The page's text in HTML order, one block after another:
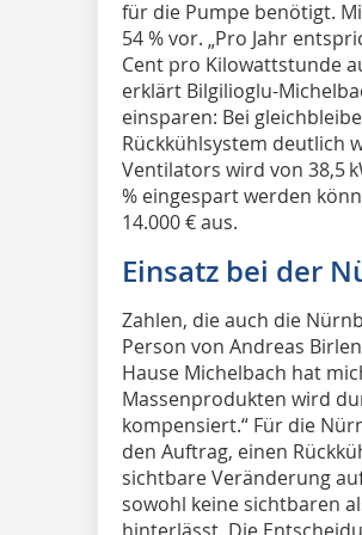
für die Pumpe benötigt.
54 % vor. „Pro Jahr
Cent pro Kilowattstunde
erklärt Bilgilioglu-
einsparen: Bei
Rückkühlsystem deutlich
Ventilators wird von 38,5
% eingespart werden
14.000 € aus.
Einsatz bei der
Zahlen, die auch die
Person von Andreas
Hause Michelbach hat
Massenprodukten wird
kompensiert.“ Für die
den Auftrag, einen
sichtbare Veränderung
sowohl keine sichtbaren